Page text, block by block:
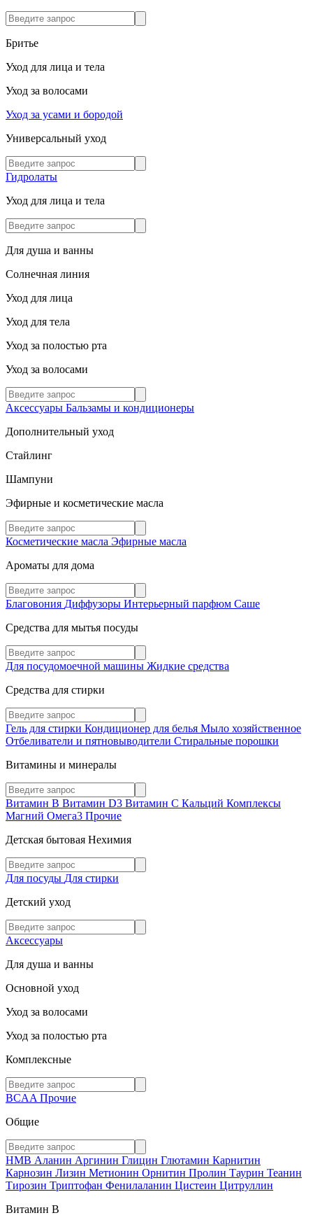
Бритье
Уход для лица и тела
Уход за волосами
Уход за усами и бородой
Универсальный уход
Гидролаты
Уход для лица и тела
Для душа и ванны
Солнечная линия
Уход для лица
Уход для тела
Уход за полостью рта
Уход за волосами
Аксессуары Бальзамы и кондиционеры
Дополнительный уход
Стайлинг
Шампуни
Эфирные и косметические масла
Косметические масла Эфирные масла
Ароматы для дома
Благовония Диффузоры Интерьерный парфюм Саше
Средства для мытья посуды
Для посудомоечной машины Жидкие средства
Средства для стирки
Гель для стирки Кондиционер для белья Мыло хозяйственное
Отбеливатели и пятновыводители Стиральные порошки
Витамины и минералы
Витамин В Витамин D3 Витамин С Кальций Комплексы
Магний Омега3 Прочие
Детская бытовая Нехимия
Для посуды Для стирки
Детский уход
Аксессуары
Для душа и ванны
Основной уход
Уход за волосами
Уход за полостью рта
Комплексные
BCAA Прочие
Общие
HMB Аланин Аргинин Глицин Глютамин Карнитин
Карнозин Лизин Метионин Орнитин Пролин Таурин Теанин
Тирозин Триптофан Фенилаланин Цистеин Цитруллин
Витамин В